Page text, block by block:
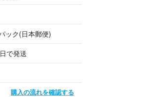
まとめ売りも可能です
ます
ック(日本郵便)
で発送
購入の流れを確認する